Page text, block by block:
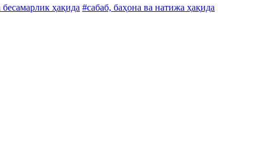
ҳақида #сабаб, баҳона ва натижа ҳақида